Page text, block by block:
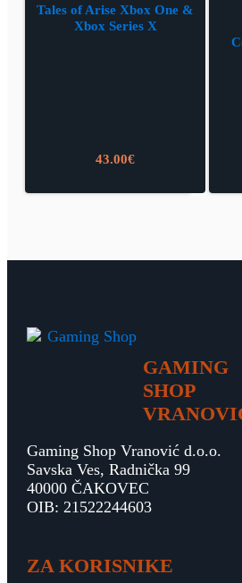
Tales of Arise Xbox One &
Xbox Series X
43.00€
GAMING
SHOP
Gaming Shop Vranović d.o.o.
Savska Ves, Radnička 99
40000 ČAKOVEC
OIB: 21522244603
ZA KORISNIKE